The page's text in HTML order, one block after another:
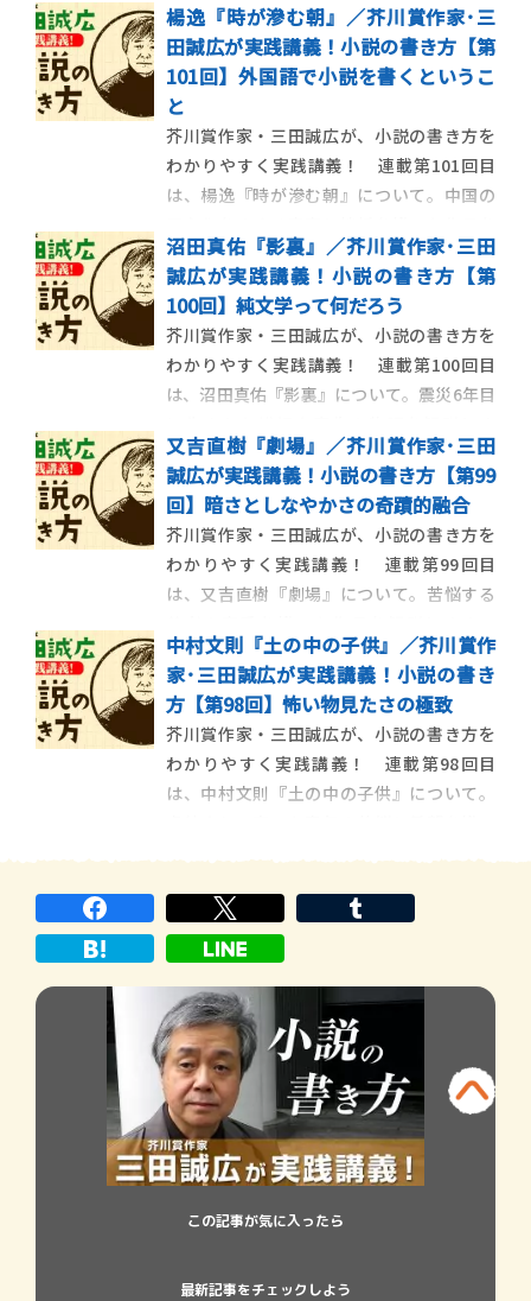
返り、小説家をめざす読者にむけてメッセ
ージを綴ります。 【最終回】小説は奥が深
い この連載も最終回となりました。ぼく
は大学で小説の書き方 […]
楊逸『時が滲む朝』／芥川賞作家･三
田誠広が実践講義！小説の書き方【第
101回】外国語で小説を書くというこ
と
芥川賞作家・三田誠広が、小説の書き方を
わかりやすく実践講義！ 連載第101回目
は、楊逸『時が滲む朝』について。中国の
解説します。 【今回の作品】 楊逸『時が滲
む朝』 中国の民主化をめぐる青春と挫折
を描く 中国の民主化をめぐる青春と挫折を
描いた、楊逸『時が滲む朝』 […]
沼田真佑『影裏』／芥川賞作家･三田
誠広が実践講義！小説の書き方【第
100回】純文学って何だろう
芥川賞作家・三田誠広が、小説の書き方を
わかりやすく実践講義！ 連載第100回目
は、沼田真佑『影裏』について。震災6年目
す。 【今回の作品】 沼田真佑『影裏』 震
災6年目に生まれた繊細な喪失の物語 震災6
年目に生まれた繊細な喪失の物語、沼田真
佑『影裏』について この […]
又吉直樹『劇場』／芥川賞作家･三田
誠広が実践講義！小説の書き方【第99
回】暗さとしなやかさの奇蹟的融合
芥川賞作家・三田誠広が、小説の書き方を
わかりやすく実践講義！ 連載第99回目
は、又吉直樹『劇場』について。苦悩する
【今回の作品】 又吉直樹『劇場』 苦悩す
る若者の恋愛を描く 苦悩する若者の恋愛を
描いた、又吉直樹『劇場』について 2015年
に芥川賞を受賞した又吉直 […]
中村文則『土の中の子供』／芥川賞作
家･三田誠広が実践講義！小説の書き
方【第98回】怖い物見たさの極致
芥川賞作家・三田誠広が、小説の書き方を
わかりやすく実践講義！ 連載第98回目
は、中村文則『土の中の子供』について。
青年の苦悩と希望を描く 虐待されて育った
青年の苦悩と希望を描いた、中 […]
この記事が気に入ったら
最新記事をチェックしよう